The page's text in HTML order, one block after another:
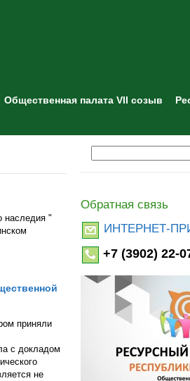
Общественная палата VII созыв
наследия "
приняли
с докладом
не
Обратная связь
ИНТЕРНЕТ-
+7 (3902) 22-